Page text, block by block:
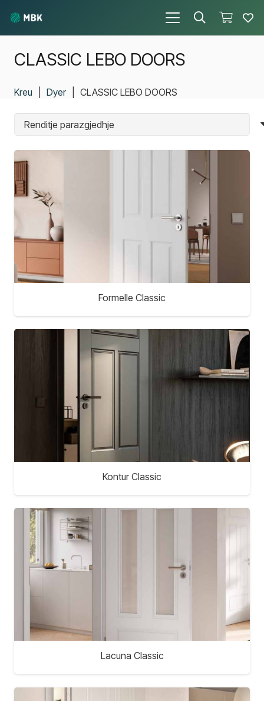
CLASSIC LEBO DOORS
Kreu Dyer CLASSIC LEBO DOORS
Formelle Classic
Kontur Classic
Lacuna Classic